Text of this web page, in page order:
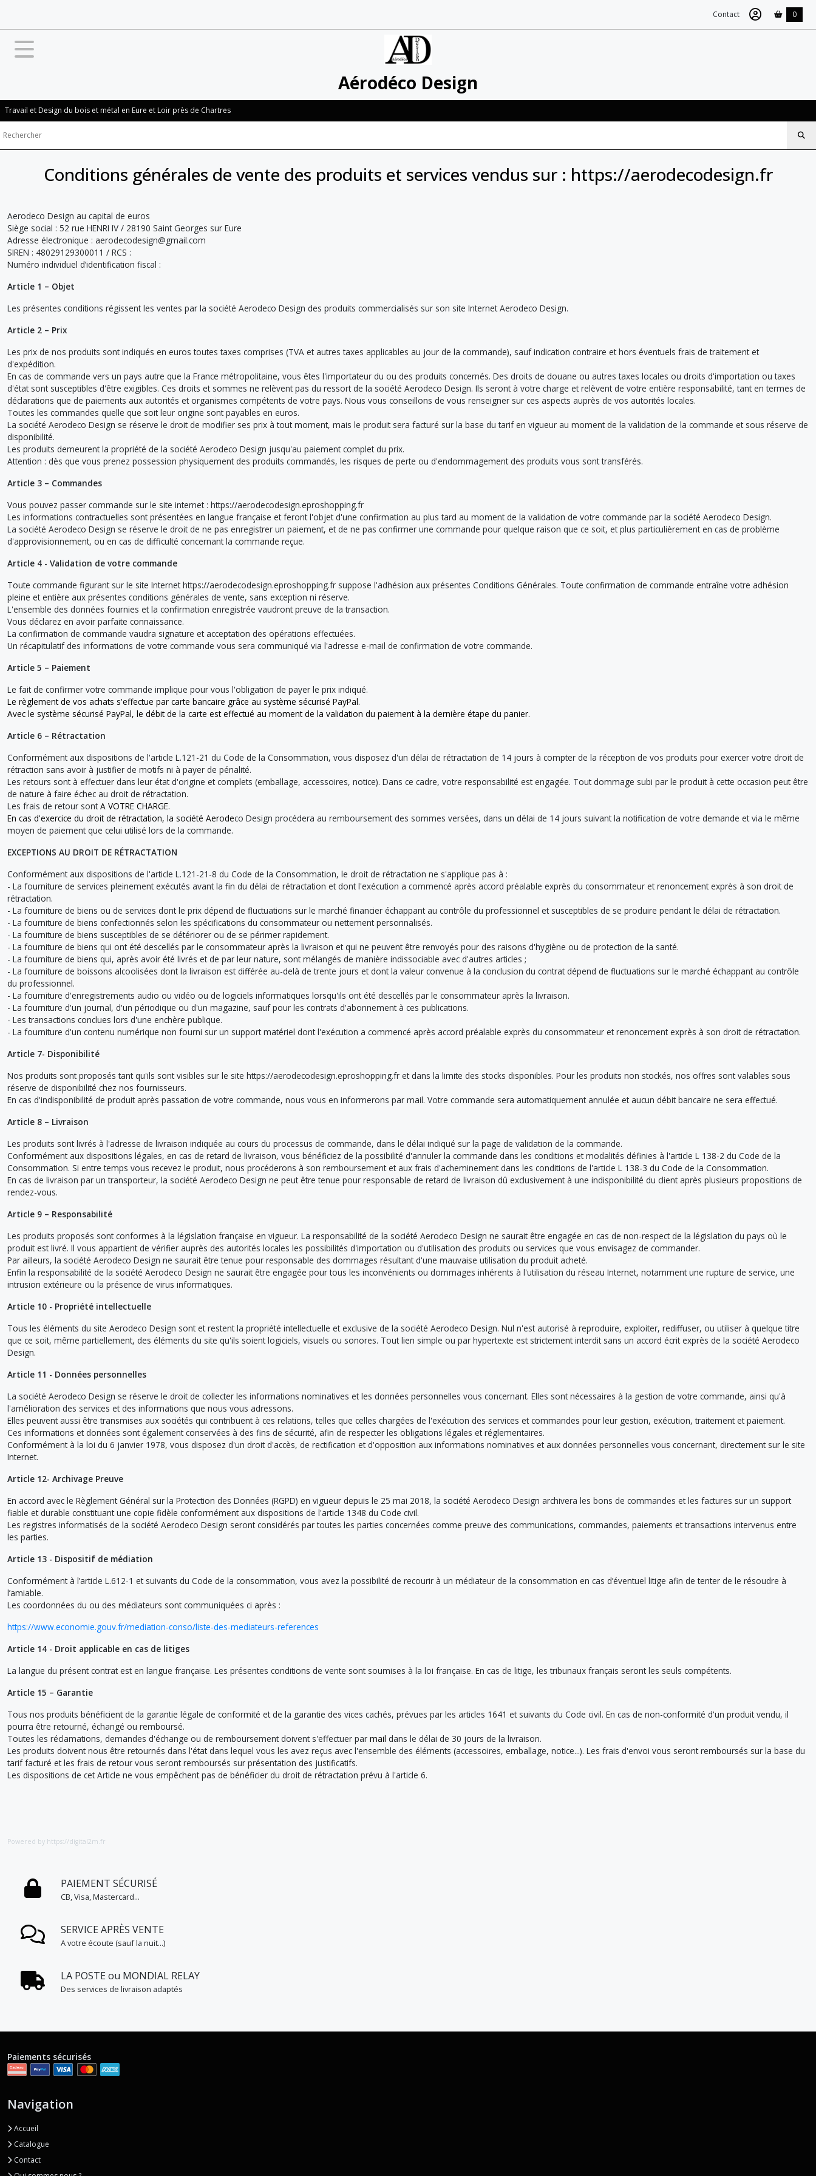
Contact 0
Aérodéco Design
Travail et Design du bois et métal en Eure et Loir près de Chartres
Conditions générales de vente des produits et services vendus sur : https://aerodecodesign.fr
Aerodeco Design au capital de euros
Siège social : 52 rue HENRI IV / 28190 Saint Georges sur Eure
Adresse électronique : aerodecodesign@gmail.com
SIREN : 48029129300011 / RCS :
Numéro individuel d’identification fiscal :
Article 1 – Objet
Les présentes conditions régissent les ventes par la société Aerodeco Design des produits commercialisés sur son site Internet Aerodeco Design.
Article 2 – Prix
Les prix de nos produits sont indiqués en euros toutes taxes comprises (TVA et autres taxes applicables au jour de la commande), sauf indication contraire et hors éventuels frais de traitement et
d'expédition.
En cas de commande vers un pays autre que la France métropolitaine, vous êtes l'importateur du ou des produits concernés. Des droits de douane ou autres taxes locales ou droits d'importation ou taxes
d'état sont susceptibles d'être exigibles. Ces droits et sommes ne relèvent pas du ressort de la société Aerodeco Design. Ils seront à votre charge et relèvent de votre entière responsabilité, tant en termes de
déclarations que de paiements aux autorités et organismes compétents de votre pays. Nous vous conseillons de vous renseigner sur ces aspects auprès de vos autorités locales.
Toutes les commandes quelle que soit leur origine sont payables en euros.
La société Aerodeco Design se réserve le droit de modifier ses prix à tout moment, mais le produit sera facturé sur la base du tarif en vigueur au moment de la validation de la commande et sous réserve de
disponibilité.
Les produits demeurent la propriété de la société Aerodeco Design jusqu'au paiement complet du prix.
Attention : dès que vous prenez possession physiquement des produits commandés, les risques de perte ou d'endommagement des produits vous sont transférés.
Article 3 – Commandes
Vous pouvez passer commande sur le site internet : https://aerodecodesign.eproshopping.fr
Les informations contractuelles sont présentées en langue française et feront l'objet d'une confirmation au plus tard au moment de la validation de votre commande par la société Aerodeco Design.
La société Aerodeco Design se réserve le droit de ne pas enregistrer un paiement, et de ne pas confirmer une commande pour quelque raison que ce soit, et plus particulièrement en cas de problème
d'approvisionnement, ou en cas de difficulté concernant la commande reçue.
Article 4 - Validation de votre commande
Toute commande figurant sur le site Internet https://aerodecodesign.eproshopping.fr suppose l'adhésion aux présentes Conditions Générales. Toute confirmation de commande entraîne votre adhésion
pleine et entière aux présentes conditions générales de vente, sans exception ni réserve.
L'ensemble des données fournies et la confirmation enregistrée vaudront preuve de la transaction.
Vous déclarez en avoir parfaite connaissance.
La confirmation de commande vaudra signature et acceptation des opérations effectuées.
Un récapitulatif des informations de votre commande vous sera communiqué via l'adresse e-mail de confirmation de votre commande.
Article 5 – Paiement
Le fait de confirmer votre commande implique pour vous l'obligation de payer le prix indiqué.
Le règlement de vos achats s'effectue par carte bancaire grâce au système sécurisé PayPal.
Avec le système sécurisé PayPal, le débit de la carte est effectué au moment de la validation du paiement à la dernière étape du panier.
Article 6 – Rétractation
Conformément aux dispositions de l'article L.121-21 du Code de la Consommation, vous disposez d'un délai de rétractation de 14 jours à compter de la réception de vos produits pour exercer votre droit de
rétraction sans avoir à justifier de motifs ni à payer de pénalité.
Les retours sont à effectuer dans leur état d'origine et complets (emballage, accessoires, notice). Dans ce cadre, votre responsabilité est engagée. Tout dommage subi par le produit à cette occasion peut être
de nature à faire échec au droit de rétractation.
Les frais de retour sontA VOTRE CHARGE.
En cas d'exercice du droit de rétractation, la société Aerodeco Design procédera au remboursement des sommes versées, dans un délai de 14 jours suivant la notification de votre demande et via le même
moyen de paiement que celui utilisé lors de la commande.
EXCEPTIONS AU DROIT DE RÉTRACTATION
Conformément aux dispositions de l'article L.121-21-8 du Code de la Consommation, le droit de rétractation ne s'applique pas à :
- La fourniture de services pleinement exécutés avant la fin du délai de rétractation et dont l'exécution a commencé après accord préalable exprès du consommateur et renoncement exprès à son droit de
rétractation.
- La fourniture de biens ou de services dont le prix dépend de fluctuations sur le marché financier échappant au contrôle du professionnel et susceptibles de se produire pendant le délai de rétractation.
- La fourniture de biens confectionnés selon les spécifications du consommateur ou nettement personnalisés.
- La fourniture de biens susceptibles de se détériorer ou de se périmer rapidement.
- La fourniture de biens qui ont été descellés par le consommateur après la livraison et qui ne peuvent être renvoyés pour des raisons d'hygiène ou de protection de la santé.
- La fourniture de biens qui, après avoir été livrés et de par leur nature, sont mélangés de manière indissociable avec d'autres articles ;
- La fourniture de boissons alcoolisées dont la livraison est différée au-delà de trente jours et dont la valeur convenue à la conclusion du contrat dépend de fluctuations sur le marché échappant au contrôle
du professionnel.
- La fourniture d'enregistrements audio ou vidéo ou de logiciels informatiques lorsqu'ils ont été descellés par le consommateur après la livraison.
- La fourniture d'un journal, d'un périodique ou d'un magazine, sauf pour les contrats d'abonnement à ces publications.
- Les transactions conclues lors d'une enchère publique.
- La fourniture d'un contenu numérique non fourni sur un support matériel dont l'exécution a commencé après accord préalable exprès du consommateur et renoncement exprès à son droit de rétractation.
Article 7- Disponibilité
Nos produits sont proposés tant qu'ils sont visibles sur le site https://aerodecodesign.eproshopping.fr et dans la limite des stocks disponibles. Pour les produits non stockés, nos offres sont valables sous
réserve de disponibilité chez nos fournisseurs.
En cas d'indisponibilité de produit après passation de votre commande, nous vous en informerons par mail. Votre commande sera automatiquement annulée et aucun débit bancaire ne sera effectué.
Article 8 – Livraison
Les produits sont livrés à l'adresse de livraison indiquée au cours du processus de commande, dans le délai indiqué sur la page de validation de la commande.
Conformément aux dispositions légales, en cas de retard de livraison, vous bénéficiez de la possibilité d'annuler la commande dans les conditions et modalités définies à l'article L 138-2 du Code de la
Consommation. Si entre temps vous recevez le produit, nous procéderons à son remboursement et aux frais d'acheminement dans les conditions de l'article L 138-3 du Code de la Consommation.
En cas de livraison par un transporteur, la société Aerodeco Design ne peut être tenue pour responsable de retard de livraison dû exclusivement à une indisponibilité du client après plusieurs propositions de
rendez-vous.
Article 9 – Responsabilité
Les produits proposés sont conformes à la législation française en vigueur. La responsabilité de la société Aerodeco Design ne saurait être engagée en cas de non-respect de la législation du pays où le
produit est livré. Il vous appartient de vérifier auprès des autorités locales les possibilités d'importation ou d'utilisation des produits ou services que vous envisagez de commander.
Par ailleurs, la société Aerodeco Design ne saurait être tenue pour responsable des dommages résultant d'une mauvaise utilisation du produit acheté.
Enfin la responsabilité de la société Aerodeco Design ne saurait être engagée pour tous les inconvénients ou dommages inhérents à l'utilisation du réseau Internet, notamment une rupture de service, une
intrusion extérieure ou la présence de virus informatiques.
Article 10 - Propriété intellectuelle
Tous les éléments du site Aerodeco Design sont et restent la propriété intellectuelle et exclusive de la société Aerodeco Design. Nul n'est autorisé à reproduire, exploiter, rediffuser, ou utiliser à quelque titre
que ce soit, même partiellement, des éléments du site qu'ils soient logiciels, visuels ou sonores. Tout lien simple ou par hypertexte est strictement interdit sans un accord écrit exprès de la société Aerodeco
Design.
Article 11 - Données personnelles
La société Aerodeco Design se réserve le droit de collecter les informations nominatives et les données personnelles vous concernant. Elles sont nécessaires à la gestion de votre commande, ainsi qu'à
l'amélioration des services et des informations que nous vous adressons.
Elles peuvent aussi être transmises aux sociétés qui contribuent à ces relations, telles que celles chargées de l'exécution des services et commandes pour leur gestion, exécution, traitement et paiement.
Ces informations et données sont également conservées à des fins de sécurité, afin de respecter les obligations légales et réglementaires.
Conformément à la loi du 6 janvier 1978, vous disposez d'un droit d'accès, de rectification et d'opposition aux informations nominatives et aux données personnelles vous concernant, directement sur le site
Internet.
Article 12- Archivage Preuve
En accord avec le Règlement Général sur la Protection des Données (RGPD) en vigueur depuis le 25 mai 2018, la société Aerodeco Design archivera les bons de commandes et les factures sur un support
fiable et durable constituant une copie fidèle conformément aux dispositions de l'article 1348 du Code civil.
Les registres informatisés de la société Aerodeco Design seront considérés par toutes les parties concernées comme preuve des communications, commandes, paiements et transactions intervenus entre
les parties.
Article 13 - Dispositif de médiation
Conformément à l’article L.612-1 et suivants du Code de la consommation, vous avez la possibilité de recourir à un médiateur de la consommation en cas d’éventuel litige afin de tenter de le résoudre à
l’amiable.
Les coordonnées du ou des médiateurs sont communiquées ci après :
https://www.economie.gouv.fr/mediation-conso/liste-des-mediateurs-references
Article 14 - Droit applicable en cas de litiges
La langue du présent contrat est en langue française. Les présentes conditions de vente sont soumises à la loi française. En cas de litige, les tribunaux français seront les seuls compétents.
Article 15 – Garantie
Tous nos produits bénéficient de la garantie légale de conformité et de la garantie des vices cachés, prévues par les articles 1641 et suivants du Code civil. En cas de non-conformité d'un produit vendu, il
pourra être retourné, échangé ou remboursé.
Toutes les réclamations, demandes d'échange ou de remboursement doivent s'effectuer par mail dans le délai de 30 jours de la livraison.
Les produits doivent nous être retournés dans l'état dans lequel vous les avez reçus avec l'ensemble des éléments (accessoires, emballage, notice...). Les frais d'envoi vous seront remboursés sur la base du
tarif facturé et les frais de retour vous seront remboursés sur présentation des justificatifs.
Les dispositions de cet Article ne vous empêchent pas de bénéficier du droit de rétractation prévu à l'article 6.
Powered by https://digital2m.fr
PAIEMENT SÉCURISÉ
CB, Visa, Mastercard...
SERVICE APRÈS VENTE
A votre écoute (sauf la nuit...)
LA POSTE ou MONDIAL RELAY
Des services de livraison adaptés
Paiements sécurisés
Navigation
Accueil
Catalogue
Contact